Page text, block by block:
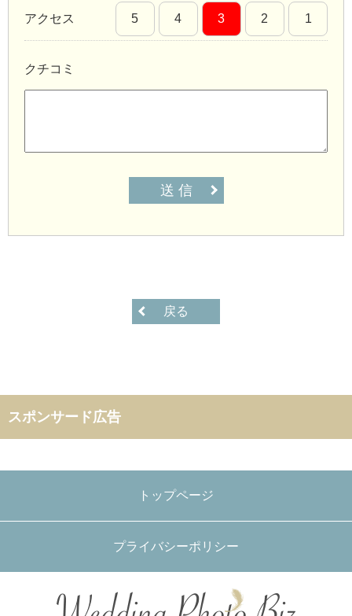
アクセス 5 4 3 2 1
クチコミ
送 信
戻る
スポンサード広告
トップページ
プライバシーポリシー